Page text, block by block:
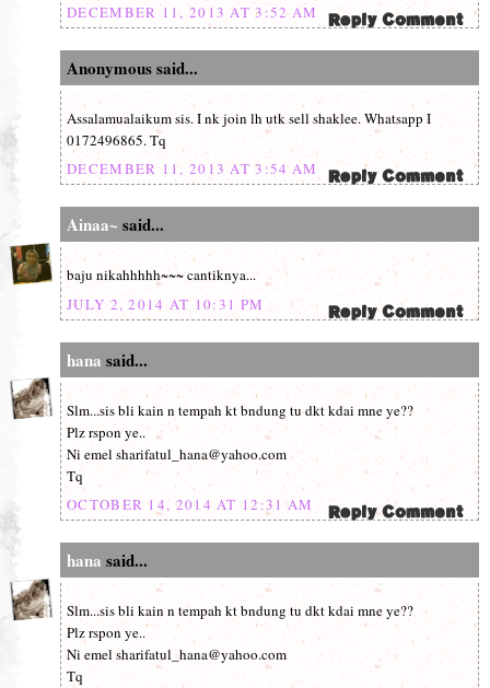
DECEMBER 11, 2013 AT 3:52 AM
Anonymous said...
Assalamualaikum sis. I nk join lh utk sell shaklee. Whatsapp I
0172496865. Tq
DECEMBER 11, 2013 AT 3:54 AM
Ainaa~ said...
baju nikahhhhh~~~ cantiknya...
JULY 2, 2014 AT 10:31 PM
hana said...
Slm...sis bli kain n tempah kt bndung tu dkt kdai mne ye??
Plz rspon ye..
Ni emel sharifatul_hana@yahoo.com
Tq
OCTOBER 14, 2014 AT 12:31 AM
hana said...
Slm...sis bli kain n tempah kt bndung tu dkt kdai mne ye??
Plz rspon ye..
Ni emel sharifatul_hana@yahoo.com
Tq